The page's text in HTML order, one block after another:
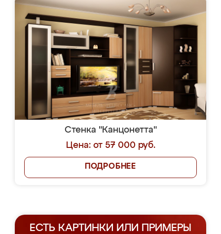
Стенка "Канцонетта"
Цена: от 57 000 руб.
ПОДРОБНЕЕ
ЕСТЬ КАРТИНКИ ИЛИ ПРИМЕРЫ